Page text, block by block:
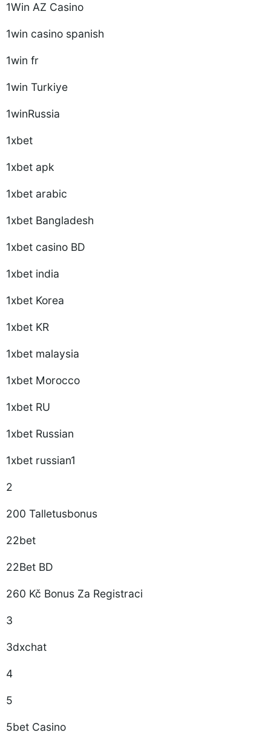
1Win AZ Casino
1win casino spanish
1win fr
1win Turkiye
1winRussia
1xbet
1xbet apk
1xbet arabic
1xbet Bangladesh
1xbet casino BD
1xbet india
1xbet Korea
1xbet KR
1xbet malaysia
1xbet Morocco
1xbet RU
1xbet Russian
1xbet russian1
2
200 Talletusbonus
22bet
22Bet BD
260 Kč Bonus Za Registraci
3
3dxchat
4
5
5bet Casino